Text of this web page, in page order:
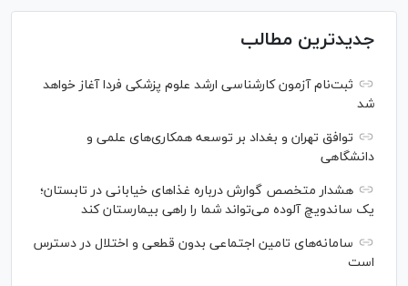
جدیدترین مطالب
ثبت‌نام آزمون کارشناسی ارشد علوم پزشکی فردا آغاز خواهد
شد
توافق تهران و بغداد بر توسعه همکاری‌های علمی و
دانشگاهی
هشدار متخصص گوارش درباره غذا‌های خیابانی در تابستان؛
یک ساندویچ آلوده می‌تواند شما را راهی بیمارستان کند
سامانه‌های تامین اجتماعی بدون قطعی و اختلال در دسترس
است